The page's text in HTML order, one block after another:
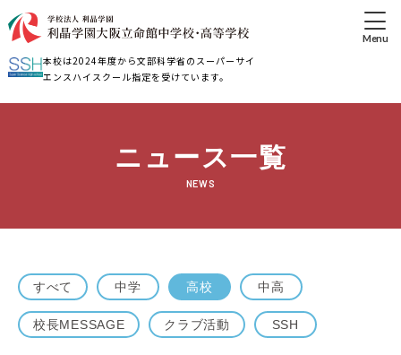
本校は2024年度から文部科学省のスーパーサイ
エンスハイスクール指定を受けています。
ニュース一覧
NEWS
すべて 中学 高校 中高
校長MESSAGE クラブ活動 SSH